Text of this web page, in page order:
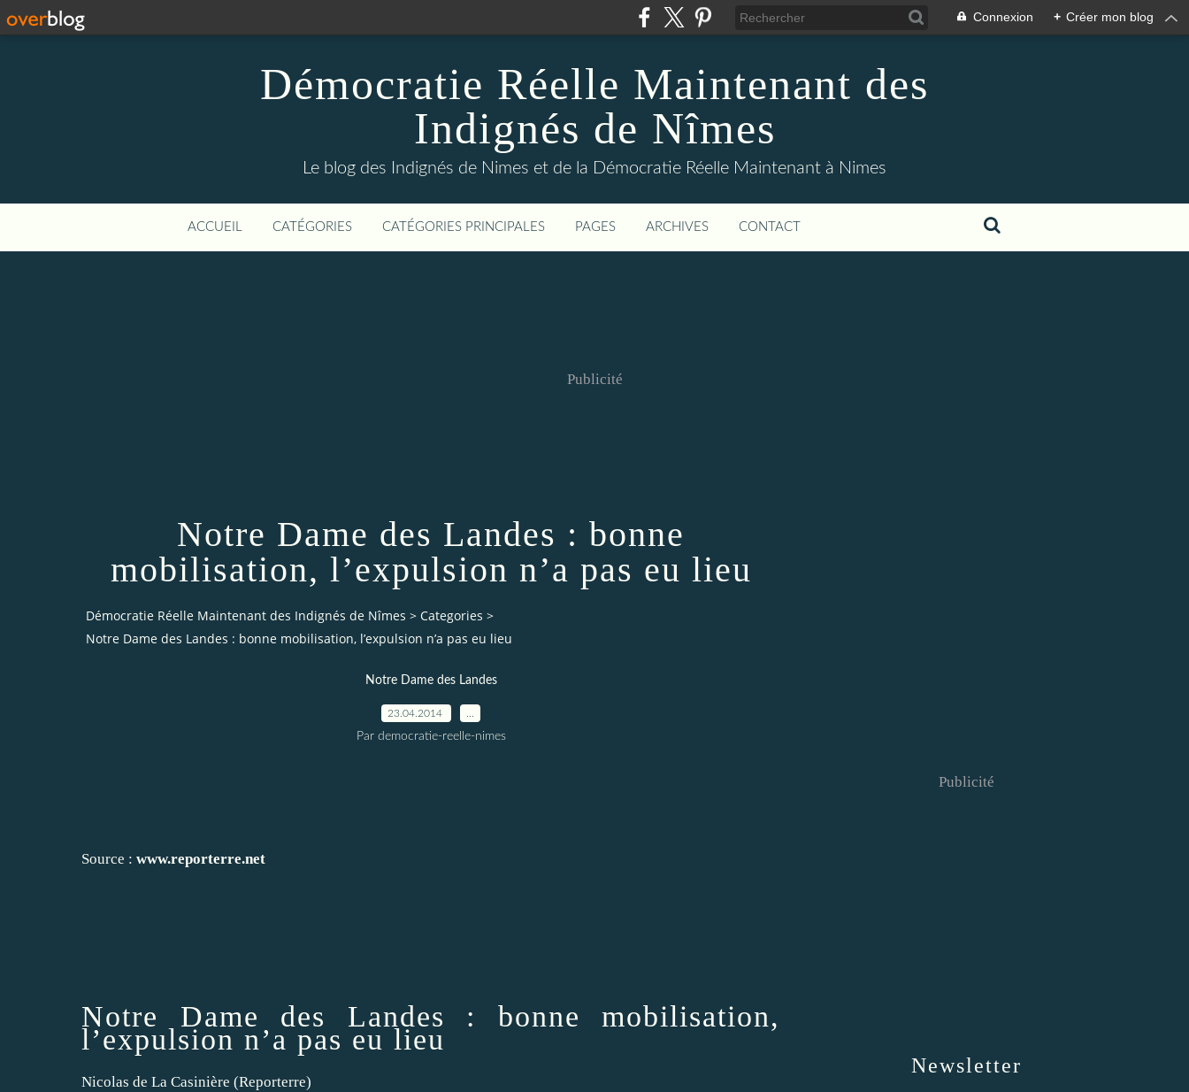
Connexion + Créer mon blog
Démocratie Réelle Maintenant des
Indignés de Nîmes
Le blog des Indignés de Nimes et de la Démocratie Réelle Maintenant à Nimes
ACCUEIL CATÉGORIES CATÉGORIES PRINCIPALES PAGES ARCHIVES CONTACT
Publicité
Notre Dame des Landes : bonne
mobilisation, l’expulsion n’a pas eu lieu
Démocratie Réelle Maintenant des Indignés de Nîmes > Categories >
Notre Dame des Landes : bonne mobilisation, l’expulsion n’a pas eu lieu
Notre Dame des Landes
23.04.2014
Par democratie-reelle-nimes
Source : www.reporterre.net
Notre Dame des Landes : bonne mobilisation,
l’expulsion n’a pas eu lieu
Nicolas de La Casinière (Reporterre)
Newsletter
Publicité